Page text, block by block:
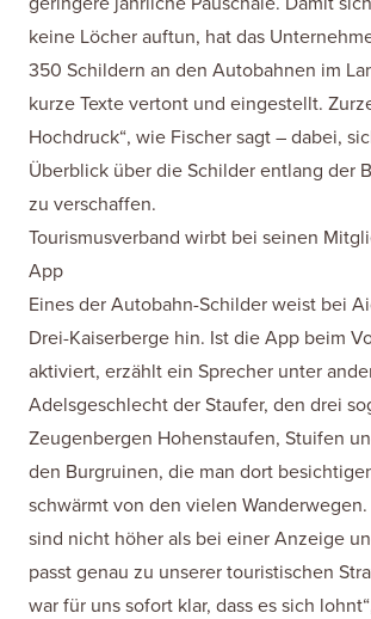
keine Löcher auftun, hat das
350 Schildern an den Autobahnen im
kurze Texte vertont und eingestellt.
Hochdruck“, wie Fischer sagt – dabei,
Überblick über die Schilder entlang der
zu verschaffen.
Tourismusverband wirbt bei seinen
App
Eines der Autobahn-Schilder weist bei
Drei-Kaiserberge hin. Ist die App beim
aktiviert, erzählt ein Sprecher unter
Adelsgeschlecht der Staufer, den drei
Zeugenbergen Hohenstaufen, Stuifen
den Burgruinen, die man dort
schwärmt von den vielen Wanderwegen.
sind nicht höher als bei einer Anzeige
passt genau zu unserer touristischen
war für uns sofort klar, dass es sich